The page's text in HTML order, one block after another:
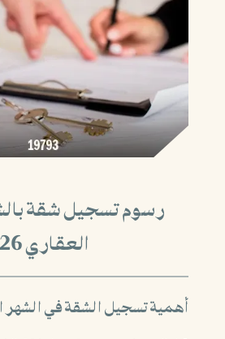
رسوم تسجيل شقة
العقاري 2026
أهمية تسجيل الشقة في الشهر